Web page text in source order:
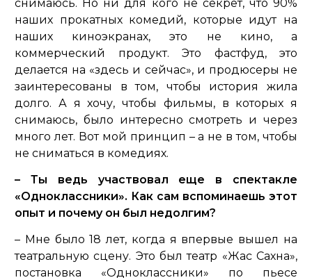
снимаюсь. Но ни для кого не секрет, что 90%
наших прокатных комедий, которые идут на
наших киноэкранах, это не кино, а
коммерческий продукт. Это фастфуд, это
делается на «здесь и сейчас», и продюсеры не
заинтересованы в том, чтобы история жила
долго. А я хочу, чтобы фильмы, в которых я
снимаюсь, было интересно смотреть и через
много лет. Вот мой принцип – а не в том, чтобы
не сниматься в комедиях.
– Ты ведь участвовал еще в спектакле
«Одноклассники». Как сам вспоминаешь этот
опыт и почему он был недолгим?
– Мне было 18 лет, когда я впервые вышел на
театральную сцену. Это был театр «Жас Сахна»,
постановка «Одноклассники» по пьесе